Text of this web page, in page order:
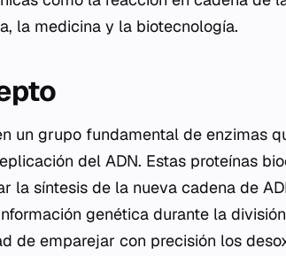
la medicina y la biotecnología.
un grupo fundamental de enzimas
del ADN. Estas proteínas
la síntesis de la nueva cadena de
genética durante la
de emparejar con precisión los